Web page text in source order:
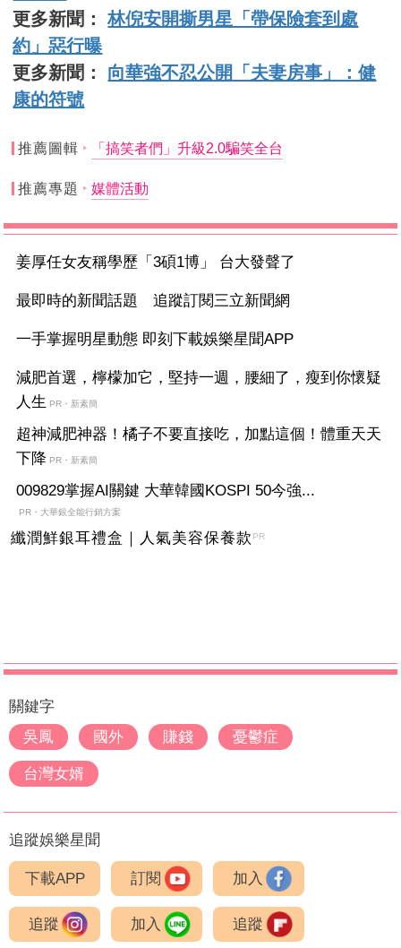
更多新聞：林倪安開撕男星「帶保險套到處
約」惡行曝
更多新聞： 向華強不忍公開「夫妻房事」：健
康的符號
推薦圖輯 「搞笑者們」升級2.0騙笑全台
推薦專題 媒體活動
姜厚任女友稱學歷「3碩1博」 台大發聲了
最即時的新聞話題 追蹤訂閱三立新聞網
一手掌握明星動態 即刻下載娛樂星聞APP
減肥首選，檸檬加它，堅持一週，腰細了，瘦到你懷疑
人生 PR・新素簡
超神減肥神器！橘子不要直接吃，加點這個！體重天天
下降 PR・新素簡
009829掌握AI關鍵 大華韓國KOSPI 50今強...
PR・大華銀全能行銷方案
纖潤鮮銀耳禮盒｜人氣美容保養款 PR
關鍵字
吳鳳
國外 賺錢 憂鬱症
台灣女婿
追蹤娛樂星聞
下載APP 訂閱 加入
追蹤 加入 追蹤